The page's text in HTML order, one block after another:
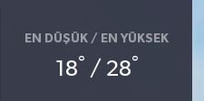
EN DÜŞÜK / EN YÜKSEK
18° / 28°